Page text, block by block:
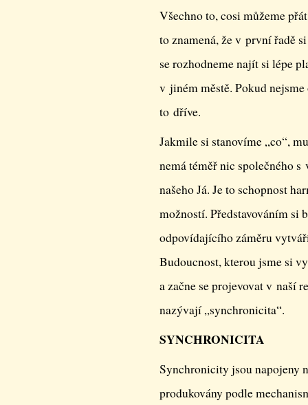
Všechno to, cosi můžeme
to znamená, že v první řadě
se rozhodneme najít si lépe
v jiném městě. Pokud
to dříve.
Jakmile si stanovíme „co“,
nemá téměř nic společného
našeho Já. Je to schopnost
možností. Představováním si
odpovídajícího záměru
Budoucnost, kterou jsme si
a začne se projevovat v naší
nazývají „synchronicita“.
SYNCHRONICITA
Synchronicity jsou napojeny
produkovány podle